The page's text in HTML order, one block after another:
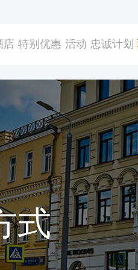
店 特别优惠 活动 忠诚计划
式